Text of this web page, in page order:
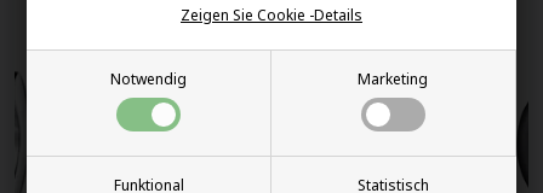
Notwendig Marketing
Funktional Statistisch
Zeigen Sie Cookie -Details